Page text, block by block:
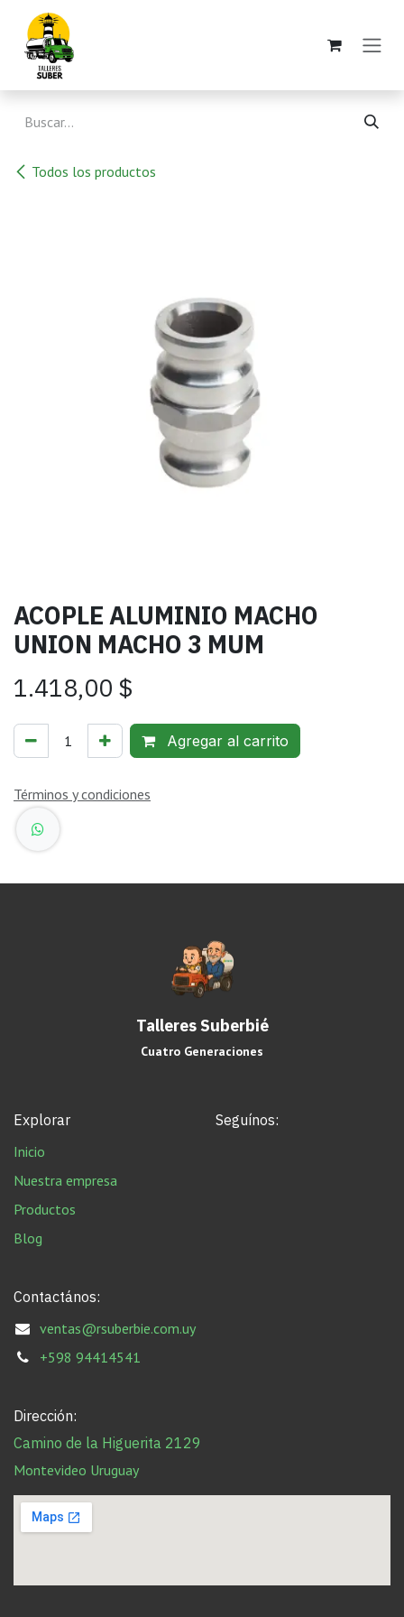
Ir al contenido
Todos los productos
ACOPLE ALUMINIO MACHO
UNION MACHO 3 MUM
1.418,00 $
Agregar al carrito
Términos y condiciones
Talleres Suberbié
Cuatro Generaciones
Explorar
Inicio
Nuestra empresa
Productos
Blog
Contactános:
ventas@rsuberbie.com.uy
+598 94414541
Seguínos:
Dirección:
Camino de la Higuerita 2129
Montevideo Uruguay